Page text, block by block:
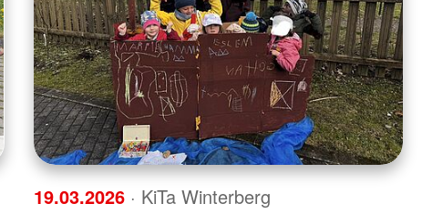
19.03.2026 · KiTa Winterberg